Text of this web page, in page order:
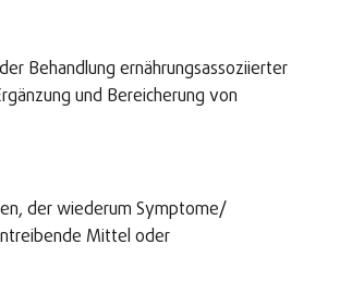
Behandlung ernährungsassoziierter
und Bereicherung von
der wiederum Symptome/
Mittel oder